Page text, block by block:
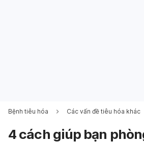
Bệnh tiêu hóa Các vấn đề tiêu hóa khác
4 cách giúp bạn